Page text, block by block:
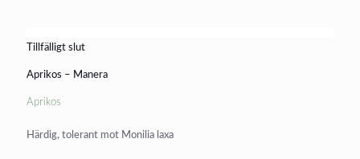
Tillfälligt slut
Aprikos – Manera
Aprikos
Härdig, tolerant mot Monilia laxa